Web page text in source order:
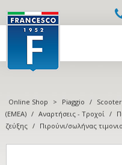
Online Shop > Piaggio / Scooter
(EMEA) / Αναρτήσεις - Τροχοί /
ζεύξης / Πιρούνι/σωλήνας